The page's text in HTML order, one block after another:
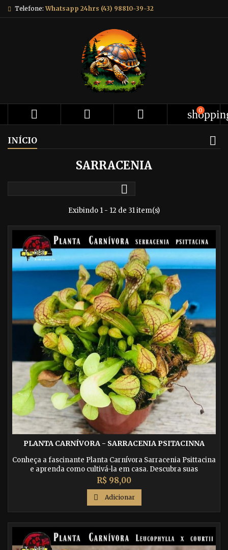
Telefone: Whatsapp 24hrs (43) 98810-39-32
   0
INÍCIO
SARRACENIA

Exibindo 1 - 12 de 31 item(s)
PLANTA CARNÍVORA - SARRACENIA PSITACINNA
Conheça a fascinante Planta Carnívora Sarracenia Psittacina
e aprenda como cultivá-la em casa. Descubra suas
características únicas e como ela atrai e captura suas presas.
Preço
R$ 98,00
 Adicionar